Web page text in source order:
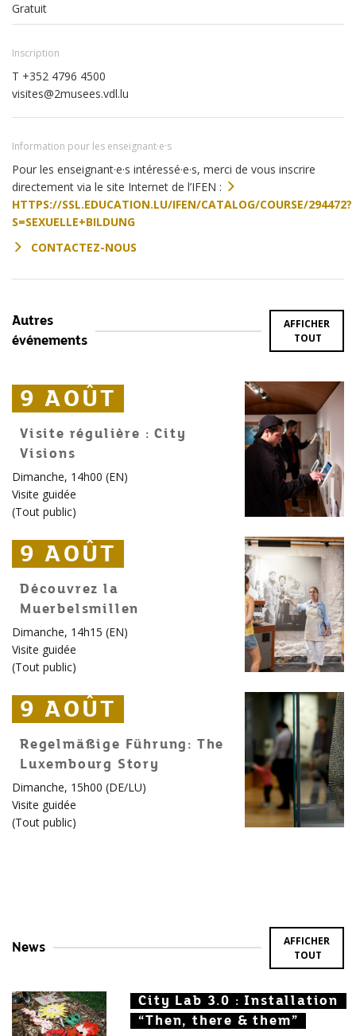
Gratuit
Inscription
T +352 4796 4500
visites@2musees.vdl.lu
Information pour les enseignant·e·s
Pour les enseignant·e·s intéressé·e·s, merci de vous inscrire
directement via le site Internet de l’IFEN :
HTTPS://SSL.EDUCATION.LU/IFEN/CATALOG/COURSE/294472?
S=SEXUELLE+BILDUNG
CONTACTEZ-NOUS
Autres
événements
AFFICHER
TOUT
9 AOÛT
9 AOÛT
9 AOÛT
Visite régulière : City
Visions
Dimanche, 14h00 (EN)
Visite guidée
(Tout public)
9 AOÛT
9 AOÛT
9 AOÛT
Découvrez la
Muerbelsmillen
Dimanche, 14h15 (EN)
Visite guidée
(Tout public)
9 AOÛT
9 AOÛT
9 AOÛT
Regelmäßige Führung: The
Luxembourg Story
Dimanche, 15h00 (DE/LU)
Visite guidée
(Tout public)
News
AFFICHER
TOUT
City Lab 3.0 : Installation
“Then, there & them”
City Lab 3.0 : Installation
“Then, there & them”
City Lab 3.0 : Installation
“Then, there & them”